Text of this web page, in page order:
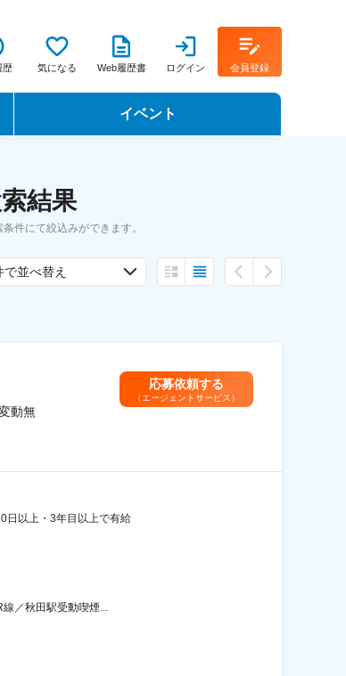
歴 気になる Web履歴書 ログイン 会員登録
イベント
転職フェア
結果
件にて絞込みができます。
で並べ替え
動無
応募依頼する
（エージェントサービス）
以上・3年目以上で有給
／秋田駅受動喫煙...